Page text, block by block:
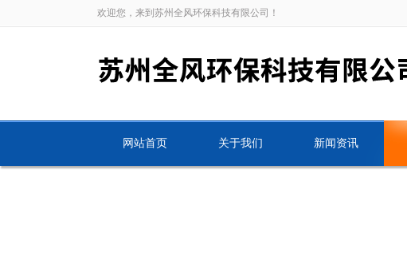
欢迎您，来到苏州全风环保科技有限公司！
网站首页 关于我们 新闻资讯